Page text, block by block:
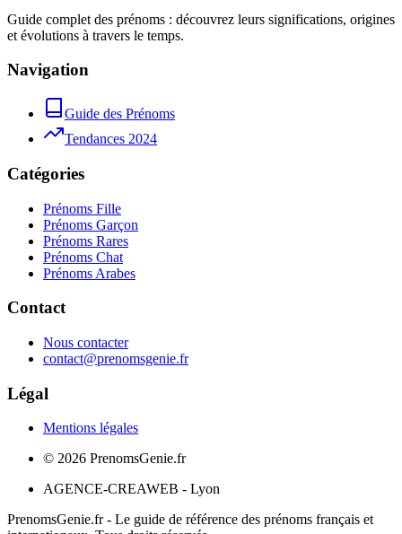
Guide complet des prénoms : découvrez leurs significations, origines
et évolutions à travers le temps.
Navigation
Guide des Prénoms
Tendances 2024
Catégories
Prénoms Fille
Prénoms Garçon
Prénoms Rares
Prénoms Chat
Prénoms Arabes
Contact
Nous contacter
contact@prenomsgenie.fr
Légal
Mentions légales
© 2026 PrenomsGenie.fr
AGENCE-CREAWEB - Lyon
PrenomsGenie.fr - Le guide de référence des prénoms français et